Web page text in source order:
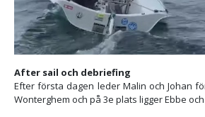
After sail och debriefing
Efter första dagen leder Malin och Johan
Wonterghem och på 3e plats ligger Ebbe